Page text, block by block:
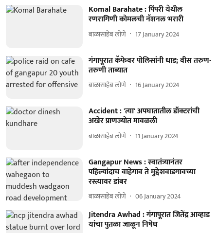
Komal Barahate : पिंपरी येथील
रणरागिणी कोमलची नॅशनल भरारी
बाळासाहेब लोणे 17 January 2024
गंगापूरात कॅफेवर पोलिसांनी धाड; वीस तरुण-
तरुणी ताब्यात
बाळासाहेब लोणे 16 January 2024
Accident : 'त्या' अपघातातील डॉक्टरांची
अखेर प्राणज्योत मावळली
बाळासाहेब लोणे 11 January 2024
Gangapur News : स्वातंत्र्यानंतर
पहिल्यांदाच वाहेगाव ते मुद्देशवाडगावच्या
रस्त्यावर डांबर
बाळासाहेब लोणे 06 January 2024
Jitendra Awhad : गंगापूरात जितेंद्र आव्हाड
यांचा पुतळा जाळून निषेध